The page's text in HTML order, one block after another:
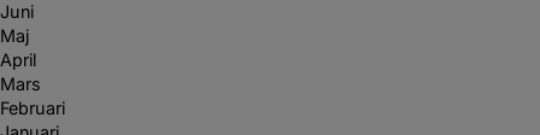
Juni
Maj
April
Mars
Februari